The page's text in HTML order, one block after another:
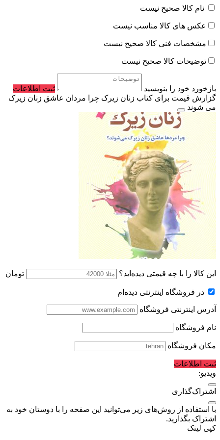
نام کالا صحیح نیست
عکس های کالا مناسب نیست
مشخصات فنی کالا صحیح نیست
توضیحات کالا صحیح نیست
بازخورد خود را بنویسید
ثبت اطلاعات
گزارش قیمت برای کتاب زنان زیرک چرا مردان عاشق زنان زیرک
می شوند
این کالا را با چه قیمتی دیده‌اید؟ تومان
در فروشگاه اینترنتی دیده‌ام
آدرس اینترنتی فروشگاه
نام فروشگاه
مکان فروشگاه
ثبت اطلاعات
ویدیو:
اشتراک‌گذاری
با استفاده از روش‌های زیر می‌توانید این صفحه را با دوستان خود به
اشتراک بگذارید.
کپی لینک